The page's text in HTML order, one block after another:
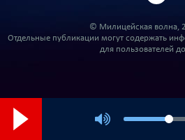
© Милицейская волна,
Отдельные публикации могут содержать
для пользователей